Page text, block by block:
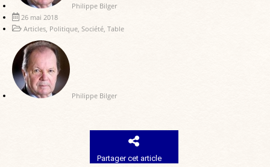
Philippe Bilger
26 mai 2018
Articles Politique Société Table
Philippe Bilger
Partager cet article